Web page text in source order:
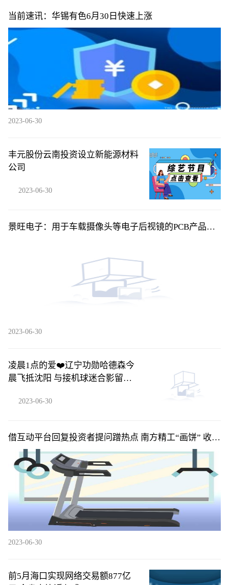
当前速讯：华锡有色6月30日快速上涨
2023-06-30
丰元股份云南投资设立新能源材料
公司
2023-06-30
景旺电子：用于车载摄像头等电子后视镜的PCB产品已
2023-06-30
凌晨1点的爱❤️辽宁功勋哈德森今
晨飞抵沈阳 与接机球迷合影留念_
2023-06-30
借互动平台回复投资者提问蹭热点 南方精工“画饼” 收到
监管关注函
2023-06-30
​前5月海口实现网络交易额877亿